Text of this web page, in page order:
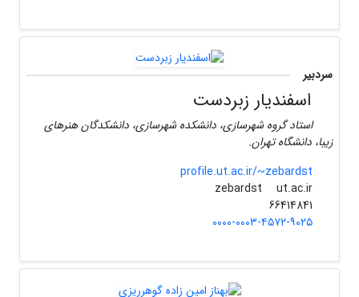
سردبیر
اسفندیار زبردست
استاد گروه شهرسازی، دانشکده شهرسازی، دانشکدگان هنرهای
زیبا، دانشگاه تهران.
profile.ut.ac.ir/~zebardst
zebardst
ut.ac.ir
۰۰۰۰-۰۰۰۳-۴۵۷۲-۹۰۲۵